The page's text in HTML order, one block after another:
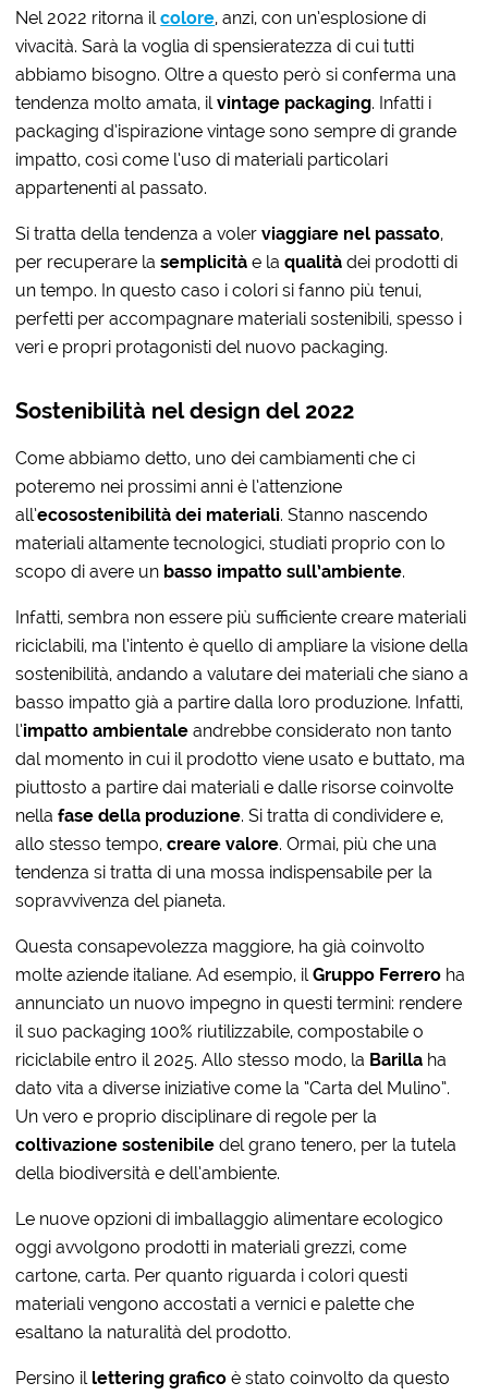
Nel 2022 ritorna ilcolore, anzi, con un’esplosione di
vivacità. Sarà la voglia di spensieratezza di cui tutti
abbiamo bisogno. Oltre a questo però si conferma una
tendenza molto amata, ilvintage packaging. Infatti i
packaging d’ispirazione vintage sono sempre di grande
impatto, così come l’uso di materiali particolari
appartenenti al passato.
Si tratta della tendenza a volerviaggiare nel passato,
per recuperare lasemplicità e laqualità dei prodotti di
un tempo. In questo caso i colori si fanno più tenui,
perfetti per accompagnare materiali sostenibili, spesso i
veri e propri protagonisti del nuovo packaging.
Sostenibilità nel design del 2022
Come abbiamo detto, uno dei cambiamenti che ci
poteremo nei prossimi anni è l’attenzione
all’ecosostenibilità dei materiali. Stanno nascendo
materiali altamente tecnologici, studiati proprio con lo
scopo di avere un basso impatto sull’ambiente.
Infatti, sembra non essere più sufficiente creare materiali
riciclabili, ma l’intento è quello di ampliare la visione della
sostenibilità, andando a valutare dei materiali che siano a
basso impatto già a partire dalla loro produzione. Infatti,
l’impatto ambientaleandrebbe considerato non tanto
dal momento in cui il prodotto viene usato e buttato, ma
piuttosto a partire dai materiali e dalle risorse coinvolte
nella fase della produzione. Si tratta di condividere e,
allo stesso tempo,creare valore. Ormai, più che una
tendenza si tratta di una mossa indispensabile per la
sopravvivenza del pianeta.
Questa consapevolezza maggiore, ha già coinvolto
molte aziende italiane. Ad esempio, ilGruppo Ferrero ha
annunciato un nuovo impegno in questi termini: rendere
il suo packaging 100% riutilizzabile, compostabile o
riciclabile entro il 2025. Allo stesso modo, la Barilla ha
dato vita a diverse iniziative come la “Carta del Mulino”.
Un vero e proprio disciplinare di regole per la
coltivazione sostenibile del grano tenero, per la tutela
della biodiversità e dell’ambiente.
Le nuove opzioni di imballaggio alimentare ecologico
oggi avvolgono prodotti in materiali grezzi, come
cartone, carta. Per quanto riguarda i colori questi
materiali vengono accostati a vernici e palette che
esaltano la naturalità del prodotto.
Persino il lettering grafico è stato coinvolto da questo